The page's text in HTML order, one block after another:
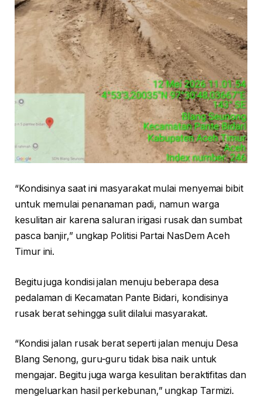
“Kondisinya saat ini masyarakat mulai menyemai bibit
untuk memulai penanaman padi, namun warga
kesulitan air karena saluran irigasi rusak dan sumbat
pasca banjir,” ungkap Politisi Partai NasDem Aceh
Timur ini.
Begitu juga kondisi jalan menuju beberapa desa
pedalaman di Kecamatan Pante Bidari, kondisinya
rusak berat sehingga sulit dilalui masyarakat.
“Kondisi jalan rusak berat seperti jalan menuju Desa
Blang Senong, guru-guru tidak bisa naik untuk
mengajar. Begitu juga warga kesulitan beraktifitas dan
mengeluarkan hasil perkebunan,” ungkap Tarmizi.